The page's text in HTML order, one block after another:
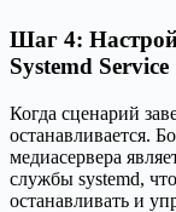
Шаг 4:
Systemd Service
Когда сценарий
останавливается.
медиасервера
службы systemd,
останавливать и